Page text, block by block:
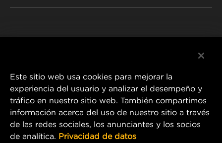
1 Wix Way
P.O. Box 1967
Gastonia, NC 28054
Este sitio web usa cookies para mejorar la
experiencia del usuario y analizar el desempeño y
tráfico en nuestro sitio web. También compartimos
información acerca del uso de nuestro sitio a través
de las redes sociales, los anunciantes y los socios
de analítica. Privacidad de datos